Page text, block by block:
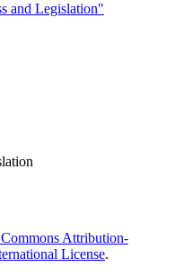
and Legislation"
Attribution-
License.